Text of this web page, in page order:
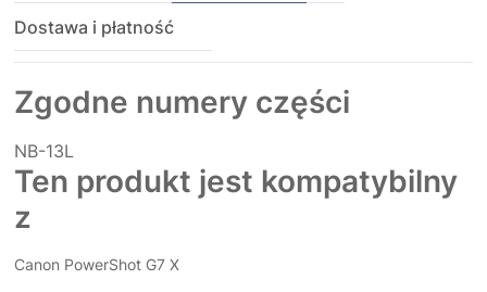
Dostawa i płatność
Zgodne numery części
NB-13L
Ten produkt jest kompatybilny
z
Canon PowerShot G7 X